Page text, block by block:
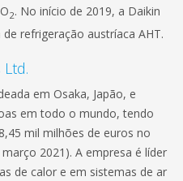
2. No início de 2019, a Daikin
refrigeração austríaca AHT.
em Osaka, Japão, e
em todo o mundo, tendo
mil milhões de euros no
2021). A empresa é líder
de calor e em sistemas de ar